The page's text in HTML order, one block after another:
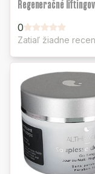
Regeneračné
0
Zatiaľ žiadne